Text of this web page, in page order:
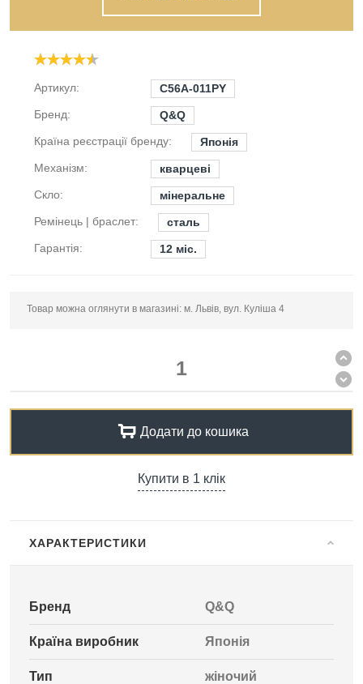
Артикул:
C56A-011PY
Бренд:
Q&Q
Країна реєстрації бренду:
Японія
Механізм:
кварцеві
Скло:
мінеральне
Ремінець | браслет:
сталь
Гарантія:
12 міс.
Товар можна оглянути в магазині: м. Львів, вул. Куліша 4
Додати до кошика
Купити в 1 клік
ХАРАКТЕРИСТИКИ
Бренд Q&Q
Країна виробник Японія
Тип жіночий